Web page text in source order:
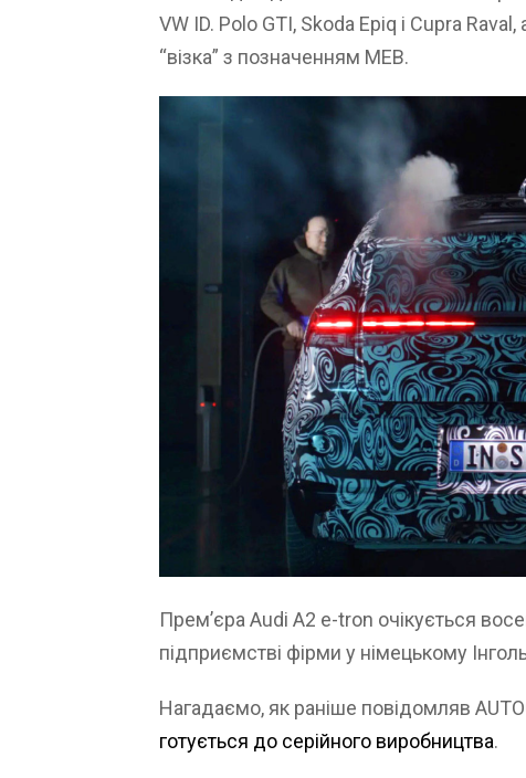
VW ID. Polo GTI, Skoda Epiq і Cupra
“візка” з позначенням MEB.
Прем’єра Audi A2 e-tron очікується
підприємстві фірми у німецькому
Нагадаємо, як раніше повідомляв
готується до серійного виробництва.